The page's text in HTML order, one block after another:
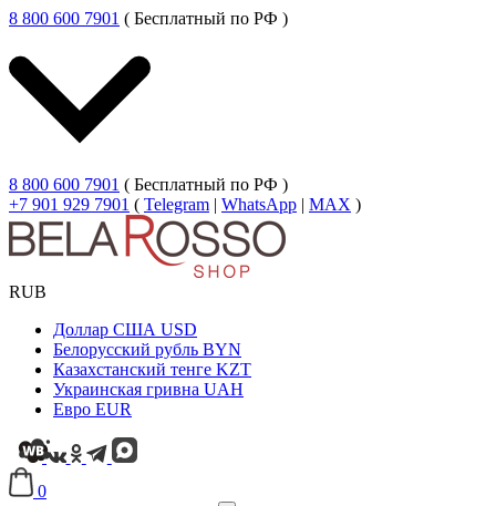
8 800 600 7901 ( Бесплатный по РФ )
8 800 600 7901 ( Бесплатный по РФ )
+7 901 929 7901 ( Telegram | WhatsApp | MAX )
RUB
Доллар США USD
Белорусский рубль BYN
Казахстанский тенге KZT
Украинская гривна UAH
Евро EUR
0